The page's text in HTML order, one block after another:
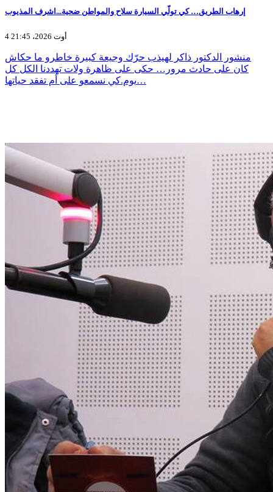
إرهاب الطريق… كي تولّي السيارة سلاح والمواطن ضحية...اشرف المذيوب
4 أوت 2026، 21:45
منشور الدكتور ذاكر لهيذب حرّك وجيعة كبيرة خاطرو ما حكاش
كان على حادث مرور… حكى على ظاهرة ولات تهددنا الكل كل
يوم.كي نسمعو على أم تفقد حياتها…